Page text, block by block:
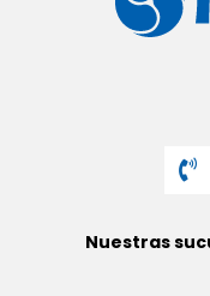
Nuestras